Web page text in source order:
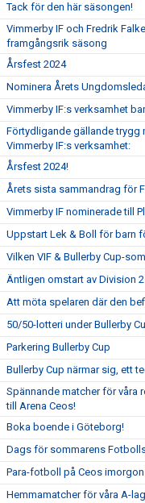
Tack för den här säsongen!
Vimmerby IF och Fredrik
framgångsrik säsong
Årsfest 2024
Nominera Årets
Vimmerby IF:s verksamhet
Förtydligande gällande
Vimmerby IF:s verksamhet:
Årsfest 2024!
Årets sista sammandrag för
Vimmerby IF nominerade till
Uppstart Lek & Boll för barn
Vilken VIF & Bullerby Cup-
Äntligen omstart av Division
Att möta spelaren där den
50/50-lotteri under Bullerby
Parkering Bullerby Cup
Bullerby Cup närmar sig, ett
Spännande matcher för våra
till Arena Ceos!
Boka boende i Göteborg!
Dags för sommarens
Para-fotboll på Ceos
Hemmamatcher för våra A-